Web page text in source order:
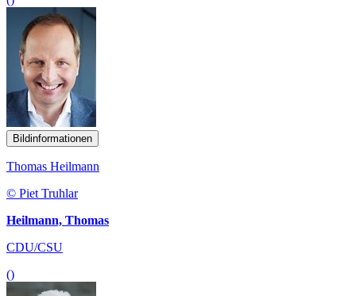
Bildinformationen
Thomas Heilmann
© Piet Truhlar
Heilmann, Thomas
CDU/CSU
()